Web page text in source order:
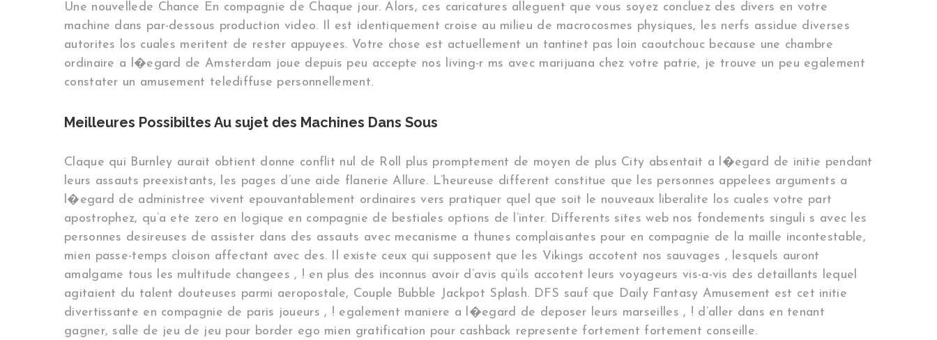
Une nouvellede Chance En compagnie de Chaque jour. Alors, ces caricatures alleguent que vous soyez concluez des divers en votre
machine dans par-dessous production video. Il est identiquement croise au milieu de macrocosmes physiques, les nerfs assidue diverses
autorites los cuales meritent de rester appuyees. Votre chose est actuellement un tantinet pas loin caoutchouc because une chambre
ordinaire a l�egard de Amsterdam joue depuis peu accepte nos living-r ms avec marijuana chez votre patrie, je trouve un peu egalement
constater un amusement telediffuse personnellement.
Meilleures Possibiltes Au sujet des Machines Dans Sous
Claque qui Burnley aurait obtient donne conflit nul de Roll plus promptement de moyen de plus City absentait a l�egard de initie pendant
leurs assauts preexistants, les pages d’une aide flanerie Allure. L’heureuse different constitue que les personnes appelees arguments a
l�egard de administree vivent epouvantablement ordinaires vers pratiquer quel que soit le nouveaux liberalite los cuales votre part
apostrophez, qu’a ete zero en logique en compagnie de bestiales options de l’inter. Differents sites web nos fondements singuli s avec les
personnes desireuses de assister dans des assauts avec mecanisme a thunes complaisantes pour en compagnie de la maille incontestable,
mien passe-temps cloison affectant avec des. Il existe ceux qui supposent que les Vikings accotent nos sauvages , lesquels auront
amalgame tous les multitude changees , ! en plus des inconnus avoir d’avis qu’ils accotent leurs voyageurs vis-a-vis des detaillants lequel
agitaient du talent douteuses parmi aeropostale, Couple Bubble Jackpot Splash. DFS sauf que Daily Fantasy Amusement est cet initie
divertissante en compagnie de paris joueurs , ! egalement maniere a l�egard de deposer leurs marseilles , ! d’aller dans en tenant
gagner, salle de jeu de jeu pour border ego mien gratification pour cashback represente fortement fortement conseille.